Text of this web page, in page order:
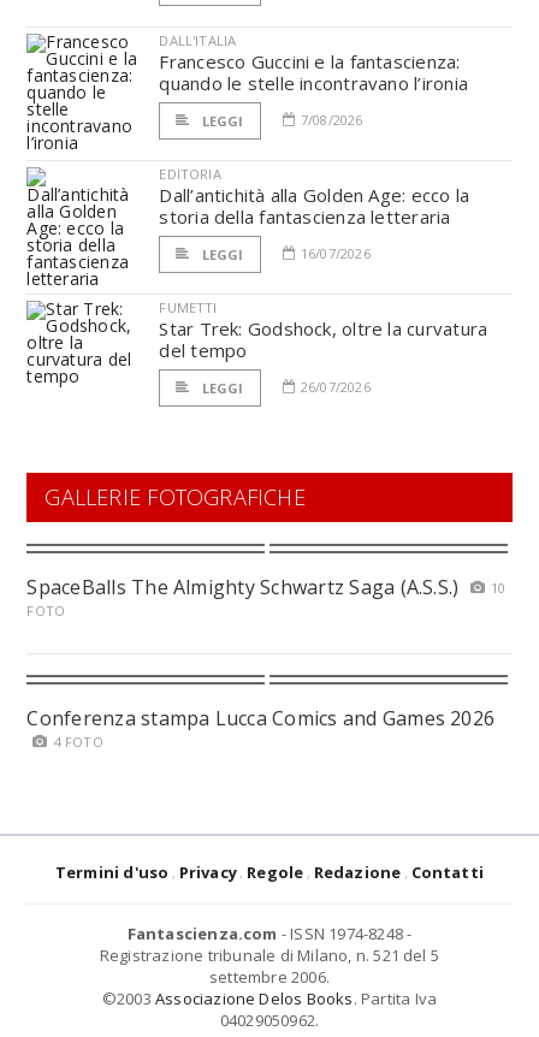
DALL'ITALIA
Francesco Guccini e la fantascienza:
quando le stelle incontravano l’ironia
LEGGI 7/08/2026
EDITORIA
Dall’antichità alla Golden Age: ecco la
storia della fantascienza letteraria
LEGGI 16/07/2026
FUMETTI
Star Trek: Godshock, oltre la curvatura
del tempo
LEGGI 26/07/2026
GALLERIE FOTOGRAFICHE
SpaceBalls The Almighty Schwartz Saga (A.S.S.)
10
FOTO
Conferenza stampa Lucca Comics and Games 2026
4 FOTO
Termini d'uso Privacy Regole Redazione Contatti
Fantascienza.com - ISSN 1974-8248 -
Registrazione tribunale di Milano, n. 521 del 5
settembre 2006.
©2003 Associazione Delos Books. Partita Iva
04029050962.